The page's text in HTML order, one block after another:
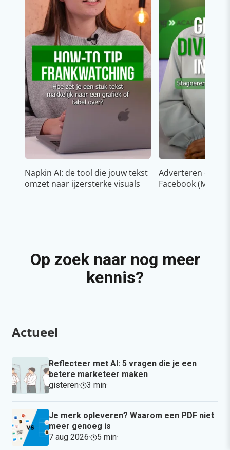
Napkin AI: de tool die jouw tekst
omzet naar ijzersterke visuals
Adverteren op
Facebook (Meta)
Op zoek naar nog meer
kennis?
Actueel
Reflecteer met AI: 5 vragen die je een
betere marketeer maken
gisteren· 3 min·
Je merk opleveren? Waarom een PDF niet
meer genoeg is
7 aug 2026· 5 min·